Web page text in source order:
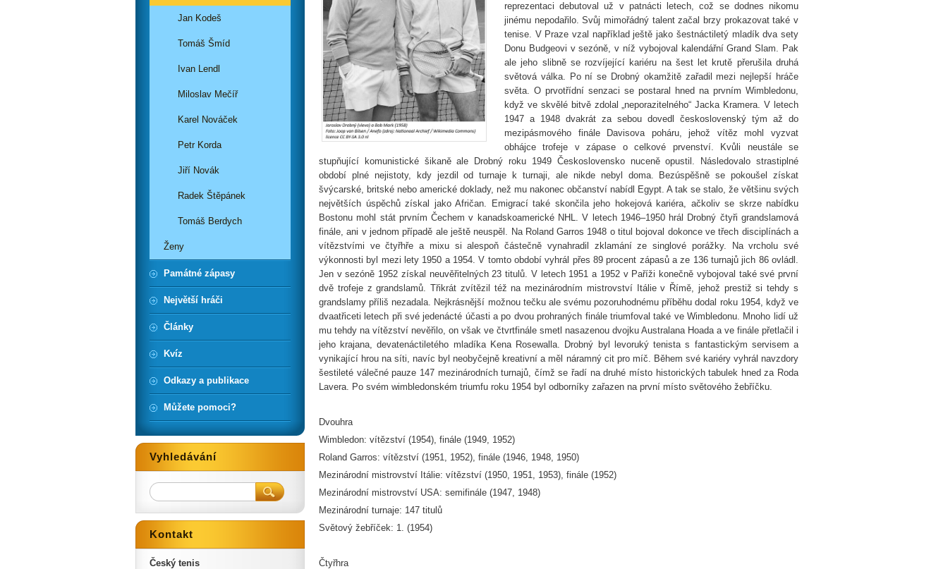
reprezentaci debutoval už v patnácti letech, což se dodnes nikomu
jinému nepodařilo. Svůj mimořádný talent začal brzy prokazovat také v
tenise. V Praze vzal například ještě jako šestnáctiletý mladík dva sety
Donu Budgeovi v sezóně, v níž vybojoval kalendářní Grand Slam. Pak
ale jeho slibně se rozvíjející kariéru na šest let krutě přerušila druhá
světová válka. Po ní se Drobný okamžitě zařadil mezi nejlepší hráče
světa. O prvotřídní senzaci se postaral hned na prvním Wimbledonu,
když ve skvělé bitvě zdolal „neporazitelného“ Jacka Kramera. V letech
1947 a 1948 dvakrát za sebou dovedl československý tým až do
mezipásmového finále Davisova poháru, jehož vítěz mohl vyzvat
obhájce trofeje v zápase o celkové prvenství. Kvůli neustále se
stupňující komunistické šikaně ale Drobný roku 1949 Československo nuceně opustil. Následovalo strastiplné
období plné nejistoty, kdy jezdil od turnaje k turnaji, ale nikde nebyl doma. Bezúspěšně se pokoušel získat
švýcarské, britské nebo americké doklady, než mu nakonec občanství nabídl Egypt. A tak se stalo, že většinu svých
největších úspěchů získal jako Afričan. Emigrací také skončila jeho hokejová kariéra, ačkoliv se skrze nabídku
Bostonu mohl stát prvním Čechem v kanadskoamerické NHL. V letech 1946–1950 hrál Drobný čtyři grandslamová
finále, ani v jednom případě ale ještě neuspěl. Na Roland Garros 1948 o titul bojoval dokonce ve třech disciplínách a
vítězstvími ve čtyřhře a mixu si alespoň částečně vynahradil zklamání ze singlové porážky. Na vrcholu své
výkonnosti byl mezi lety 1950 a 1954. V tomto období vyhrál přes 89 procent zápasů a ze 136 turnajů jich 86 ovládl.
Jen v sezóně 1952 získal neuvěřitelných 23 titulů. V letech 1951 a 1952 v Paříži konečně vybojoval také své první
dvě trofeje z grandslamů. Třikrát zvítězil též na mezinárodním mistrovství Itálie v Římě, jehož prestiž si tehdy s
grandslamy příliš nezadala. Nejkrásnější možnou tečku ale svému pozoruhodnému příběhu dodal roku 1954, když ve
dvaatřiceti letech při své jedenácté účasti a po dvou prohraných finále triumfoval také ve Wimbledonu. Mnoho lidí už
mu tehdy na vítězství nevěřilo, on však ve čtvrtfinále smetl nasazenou dvojku Australana Hoada a ve finále přetlačil i
jeho krajana, devatenáctiletého mladíka Kena Rosewalla. Drobný byl levoruký tenista s fantastickým servisem a
vynikající hrou na síti, navíc byl neobyčejně kreativní a měl náramný cit pro míč. Během své kariéry vyhrál navzdory
šestileté válečné pauze 147 mezinárodních turnajů, čímž se řadí na druhé místo historických tabulek hned za Roda
Lavera. Po svém wimbledonském triumfu roku 1954 byl odborníky zařazen na první místo světového žebříčku.
Dvouhra
Wimbledon: vítězství (1954), finále (1949, 1952)
Roland Garros: vítězství (1951, 1952), finále (1946, 1948, 1950)
Mezinárodní mistrovství Itálie: vítězství (1950, 1951, 1953), finále (1952)
Mezinárodní mistrovství USA: semifinále (1947, 1948)
Mezinárodní turnaje: 147 titulů
Světový žebříček: 1. (1954)
Čtyřhra
Jan Kodeš
Tomáš Šmíd
Ivan Lendl
Miloslav Mečíř
Karel Nováček
Petr Korda
Jiří Novák
Radek Štěpánek
Tomáš Berdych
Ženy
Památné zápasy
Největší hráči
Články
Kvíz
Odkazy a publikace
Můžete pomoci?
Vyhledávání
Kontakt
Český tenis